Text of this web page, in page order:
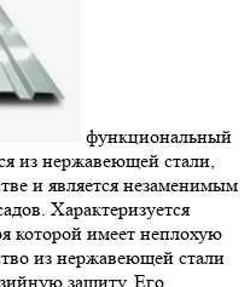
функциональный
из нержавеющей стали,
и является незаменимым
Характеризуется
которой имеет неплохую
из нержавеющей стали
защиту. Его